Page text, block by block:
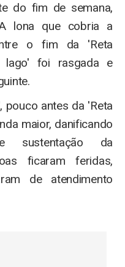
do fim de semana,
lona que cobria a
o fim da 'Reta
foi rasgada e
pouco antes da 'Reta
maior, danificando
sustentação da
ficaram feridas,
de atendimento